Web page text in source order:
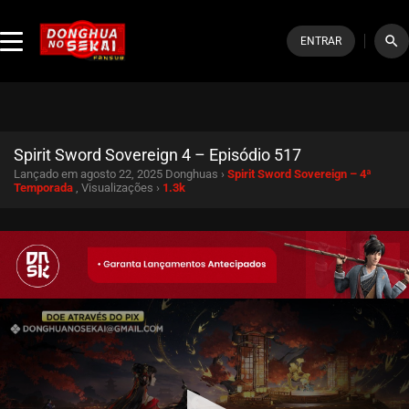
ENTRAR search
Spirit Sword Sovereign 4 – Episódio 517
Lançado em agosto 22, 2025 Donghuas › Spirit Sword Sovereign – 4ª
Temporada , Visualizações › 1.3k